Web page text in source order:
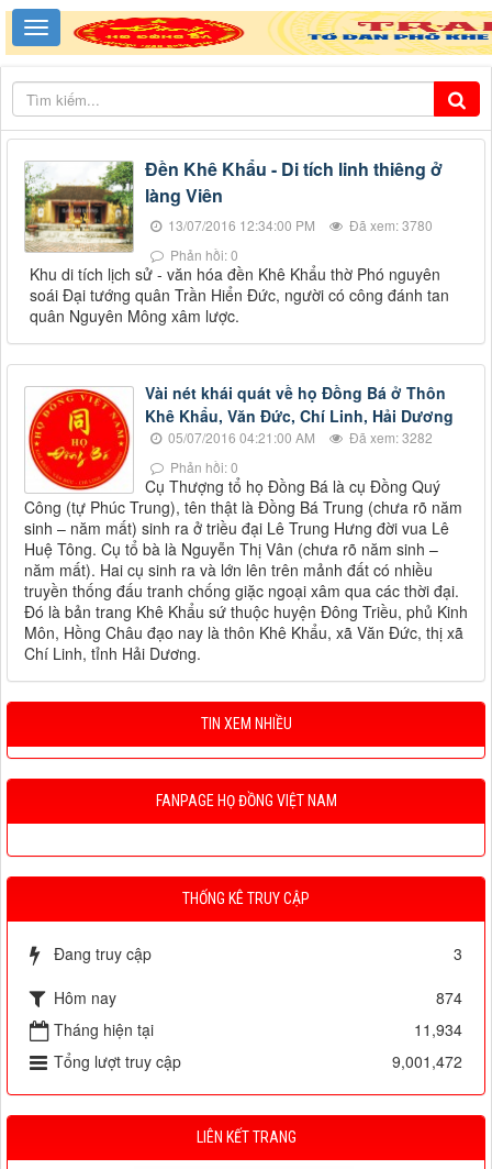
Đền Khê Khẩu - Di tích linh thiêng ở
làng Viên
13/07/2016 12:34:00 PM
Đã xem: 3780
Phản hồi: 0
Khu di tích lịch sử - văn hóa đền Khê Khẩu thờ Phó nguyên
soái Đại tướng quân Trần Hiển Đức, người có công đánh tan
quân Nguyên Mông xâm lược.
Vài nét khái quát về họ Đồng Bá ở Thôn
Khê Khẩu, Văn Đức, Chí Linh, Hải Dương
05/07/2016 04:21:00 AM
Đã xem: 3282
Phản hồi: 0
Cụ Thượng tổ họ Đồng Bá là cụ Đồng Quý
Công (tự Phúc Trung), tên thật là Đồng Bá Trung (chưa rõ năm
sinh – năm mất) sinh ra ở triều đại Lê Trung Hưng đời vua Lê
Huệ Tông. Cụ tổ bà là Nguyễn Thị Vân (chưa rõ năm sinh –
năm mất). Hai cụ sinh ra và lớn lên trên mảnh đất có nhiều
truyền thống đấu tranh chống giặc ngoại xâm qua các thời đại.
Đó là bản trang Khê Khẩu sứ thuộc huyện Đông Triều, phủ Kinh
Môn, Hồng Châu đạo nay là thôn Khê Khẩu, xã Văn Đức, thị xã
Chí Linh, tỉnh Hải Dương.
TIN XEM NHIỀU
FANPAGE HỌ ĐỒNG VIỆT NAM
THỐNG KÊ TRUY CẬP
Đang truy cập
3
Hôm nay
874
Tháng hiện tại
11,934
Tổng lượt truy cập
9,001,472
LIÊN KẾT TRANG